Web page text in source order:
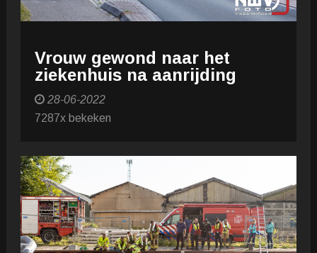
Vrouw gewond naar het
ziekenhuis na aanrijding
28-06-2022
7287x bekeken